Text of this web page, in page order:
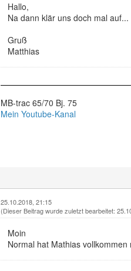
Hallo,
Na dann klär uns doch mal auf...
Gruß
Matthias
MB-trac 65/70 Bj. 75
Mein Youtube-Kanal
25.10.2018, 21:15
(Dieser Beitrag wurde zuletzt bearbeitet:
Moin
Normal hat Mathias